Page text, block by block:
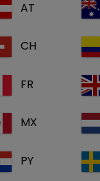
AT
CH
FR
MX
PY